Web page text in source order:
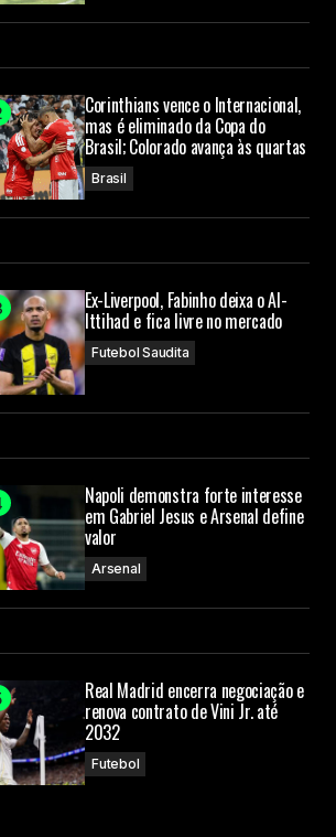
Corinthians vence o Internacional,
mas é eliminado da Copa do
Brasil; Colorado avança às quartas
Brasil
Ex-Liverpool, Fabinho deixa o Al-
Ittihad e fica livre no mercado
Futebol Saudita
Napoli demonstra forte interesse
em Gabriel Jesus e Arsenal define
valor
Arsenal
Real Madrid encerra negociação e
renova contrato de Vini Jr. até
2032
Futebol